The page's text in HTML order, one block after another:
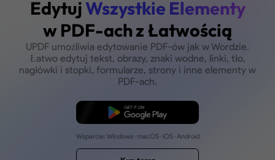
EdytujWszystkie
w PDF-ach z
UPDF umożliwia edytowanie PDF-ów jak w
Łatwo edytuj tekst, obrazy, znaki wodne,
nagłówki i stopki, formularze, strony i inne